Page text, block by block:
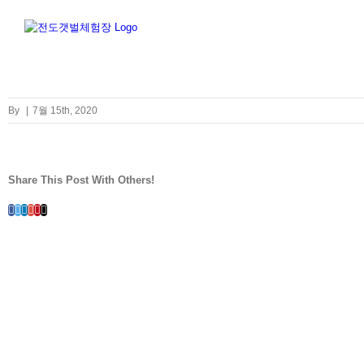
By 7월 15th, 2020
Share This Post With Others!
Facebook
Twitter
LinkedIn
Whatsapp
Google+
Pinterest
Email